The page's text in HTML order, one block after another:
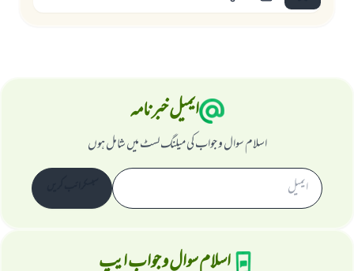
ایمیل خبرنامہ
اسلام سوال و جواب کی میلنگ لسٹ میں شامل ہوں
اسلام سوال و جواب ایپ